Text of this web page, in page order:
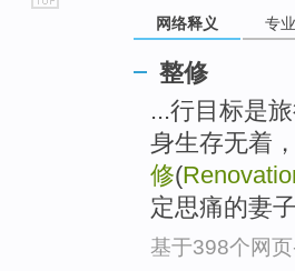
网络释义 专
整修
...行目标是
身生存无着
修(
定思痛的妻
基于398个网页